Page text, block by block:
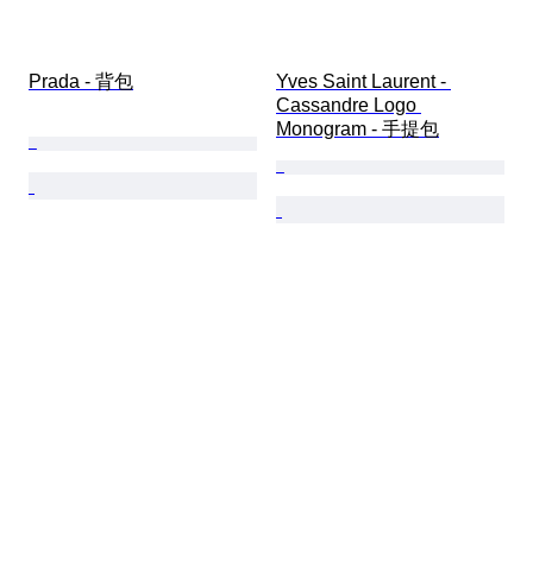
Prada - 背包
Yves Saint Laurent -
Cassandre Logo
Monogram - 手提包